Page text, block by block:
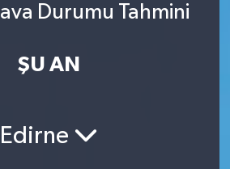
Durumu Tahmini
ŞU AN
Edirne